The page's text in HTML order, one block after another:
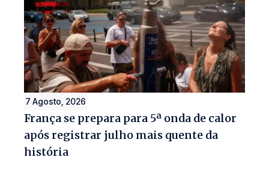
7 Agosto, 2026
França se prepara para 5ª onda de calor
após registrar julho mais quente da
história